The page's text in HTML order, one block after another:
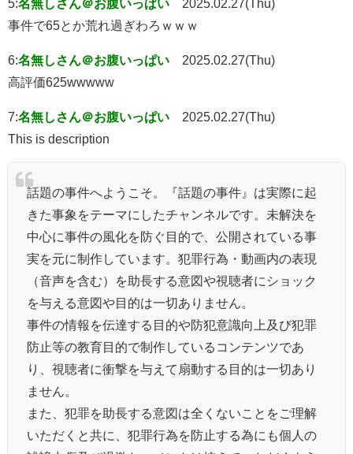
5:名無しさん＠お腹いっぱい
2025.02.27(Thu)
事件で65とか荒れ過ぎわろｗｗｗ
6:名無しさん＠お腹いっぱい
2025.02.27(Thu)
高評価625wwwww
7:名無しさん＠お腹いっぱい
2025.02.27(Thu)
This is description
話題の事件へようこそ。『話題の事件』は実際に起
きた事象をテーマにしたチャンネルです。未解決を
中心に事件の風化を防ぐ目的で、公開されている事
実を元に制作しています。犯罪行為・動画内の表現
（音声を含む）を助長する意図や視聴者にショック
を与える意図や目的は一切ありません。
事件の情報を伝達する目的や防犯意識向上及び犯罪
防止等の教育目的で制作しているコンテンツであ
り、視聴者に衝撃を与えて扇動する目的は一切あり
ません。
また、犯罪を助長する意図は全くないことをご理解
いただくと共に、犯罪行為を防止する為にも個人の